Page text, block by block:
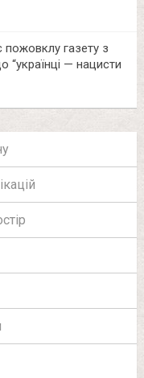
пожовклу газету з
“українці — нацисти